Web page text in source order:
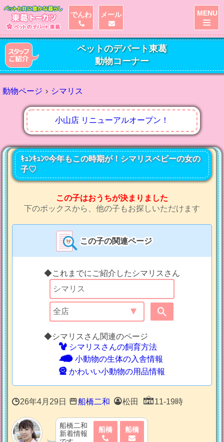
ペットのデパート東葛
動物コーナー
動物ページ シマリス
小山店 リニューアルオープン！
ｷｭﾝｷｭﾝ♡今年もこの時期が！シマリスベビーの女の
子♡
この子はおうちが決まりました
下のボックスから、他の子もお探しいただけます
この子の関連ページ
◆これまでにご紹介したシマリスさん
◆シマリスさん関連のページ
シマリスさんの飼育方法
小動物の生体の入舎情報
かわいい小動物の用品情報
26年4月29日 船橋二和 松田 11-19時
船橋二和
新着情報
船橋 船橋
でんわ メール MENU